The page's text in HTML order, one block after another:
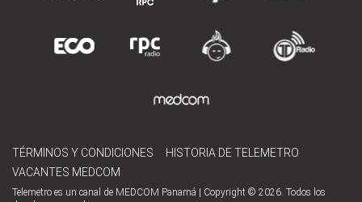
TÉRMINOS Y CONDICIONES
HISTORIA DE TELEMETRO
VACANTES MEDCOM
Telemetro es un canal de MEDCOM Panamá | Copyright © 2026. Todos los